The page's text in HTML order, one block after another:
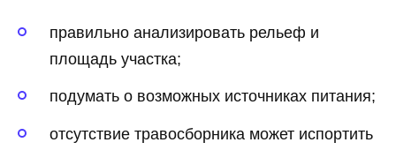
правильно анализировать рельеф и
площадь участка;
подумать о возможных источниках питания;
отсутствие травосборника может испортить